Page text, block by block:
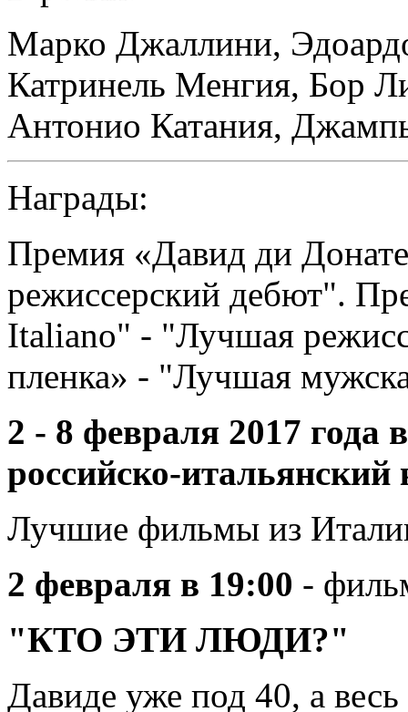
Марко Джаллини,
Катринель Менгия, Бор
Антонио Катания,
Награды:
Премия «Давид ди
режиссерский дебют".
Italiano" - "Лучшая
пленка» - "Лучшая
2 - 8 февраля 2017 года
российско-
Лучшие фильмы из
2 февраля в 19:00 -
"КТО ЭТИ ЛЮДИ?"
Давиде уже под 40, а